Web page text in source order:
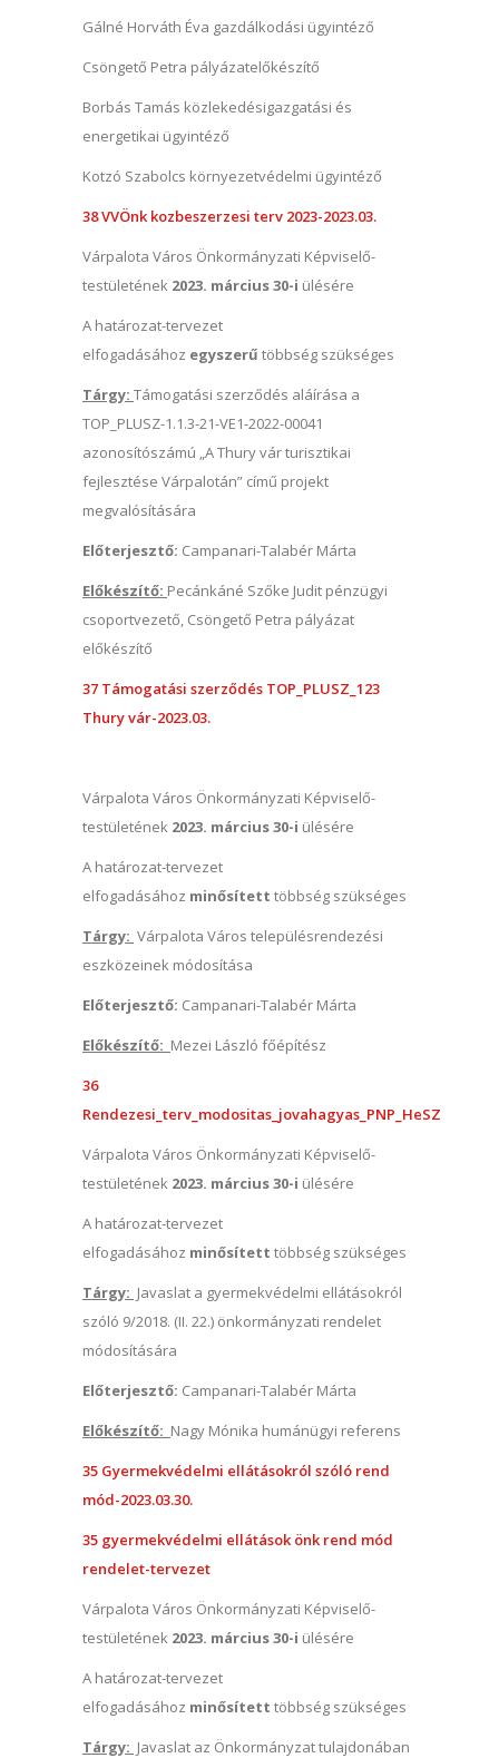
Gálné Horváth Éva gazdálkodási ügyintéző
Csöngető Petra pályázatelőkészítő
Borbás Tamás közlekedésigazgatási és
energetikai ügyintéző
Kotzó Szabolcs környezetvédelmi ügyintéző
38 VVÖnk kozbeszerzesi terv 2023-2023.03.
Várpalota Város Önkormányzati Képviselő-
testületének 2023. március 30-i ülésére
A határozat-tervezet
elfogadásához egyszerű többség szükséges
Tárgy: Támogatási szerződés aláírása a
TOP_PLUSZ-1.1.3-21-VE1-2022-00041
azonosítószámú „A Thury vár turisztikai
fejlesztése Várpalotán” című projekt
megvalósítására
Előterjesztő: Campanari-Talabér Márta
Előkészítő: Pecánkáné Szőke Judit pénzügyi
csoportvezető, Csöngető Petra pályázat
előkészítő
37 Támogatási szerződés TOP_PLUSZ_123
Thury vár-2023.03.
Várpalota Város Önkormányzati Képviselő-
testületének 2023. március 30-i ülésére
A határozat-tervezet
elfogadásához minősített többség szükséges
Tárgy: Várpalota Város településrendezési
eszközeinek módosítása
Előterjesztő: Campanari-Talabér Márta
Előkészítő: Mezei László főépítész
36
Rendezesi_terv_modositas_jovahagyas_PNP_HeSZ
Várpalota Város Önkormányzati Képviselő-
testületének 2023. március 30-i ülésére
A határozat-tervezet
elfogadásához minősített többség szükséges
Tárgy: Javaslat a gyermekvédelmi ellátásokról
szóló 9/2018. (II. 22.) önkormányzati rendelet
módosítására
Előterjesztő: Campanari-Talabér Márta
Előkészítő: Nagy Mónika humánügyi referens
35 Gyermekvédelmi ellátásokról szóló rend
mód-2023.03.30.
35 gyermekvédelmi ellátások önk rend mód
rendelet-tervezet
Várpalota Város Önkormányzati Képviselő-
testületének 2023. március 30-i ülésére
A határozat-tervezet
elfogadásához minősített többség szükséges
Tárgy: Javaslat az Önkormányzat tulajdonában